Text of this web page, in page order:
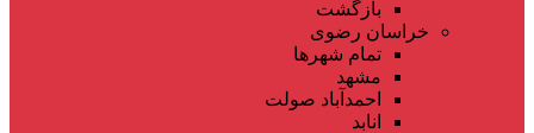
بازگشت
خراسان رضوی
تمام شهر‌ها
مشهد
احمدآباد صولت
انابد